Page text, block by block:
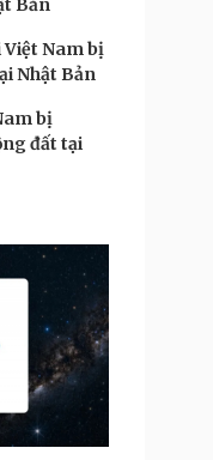
Bản
Việt Nam bị
Nhật Bản
bị
đất tại